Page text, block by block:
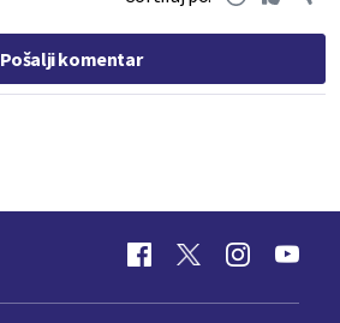
Pošalji komentar